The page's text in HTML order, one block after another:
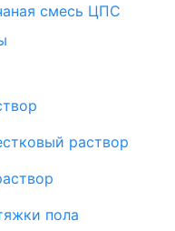
смесь ЦПС
раствор
пола